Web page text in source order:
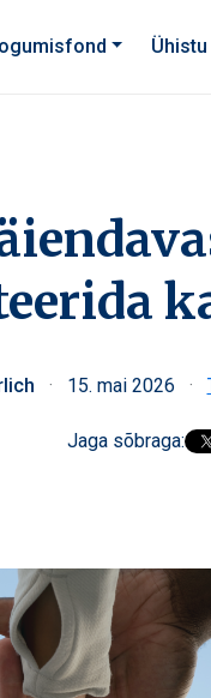
Ühistu
· 15. mai 2026 ·
Jaga sõbraga: